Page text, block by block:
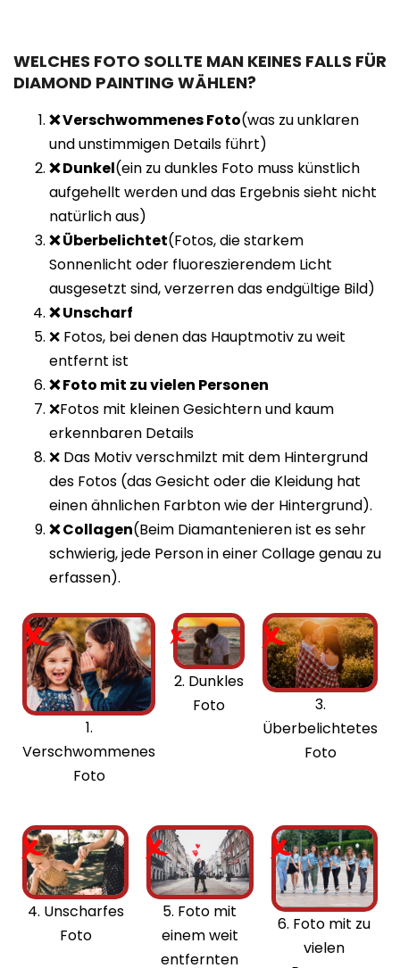
WELCHES FOTO SOLLTE MAN KEINES FALLS FÜR
DIAMOND PAINTING WÄHLEN?
❌ Verschwommenes Foto(was zu unklaren
und unstimmigen Details führt)
❌ Dunkel(ein zu dunkles Foto muss künstlich
aufgehellt werden und das Ergebnis sieht nicht
natürlich aus)
❌ Überbelichtet(Fotos, die starkem
Sonnenlicht oder fluoreszierendem Licht
ausgesetzt sind, verzerren das endgültige Bild)
❌ Unscharf
❌ Fotos, bei denen das Hauptmotiv zu weit
entfernt ist
❌ Foto mit zu vielen Personen
❌Fotos mit kleinen Gesichtern und kaum
erkennbaren Details
❌ Das Motiv verschmilzt mit dem Hintergrund
des Fotos (das Gesicht oder die Kleidung hat
einen ähnlichen Farbton wie der Hintergrund).
❌ Collagen(Beim Diamantenieren ist es sehr
schwierig, jede Person in einer Collage genau zu
erfassen).
1.
Verschwommenes
Foto
2. Dunkles
Foto
3.
Überbelichtetes
Foto
4. Unscharfes
Foto
5. Foto mit
einem weit
entfernten
6. Foto mit zu
vielen